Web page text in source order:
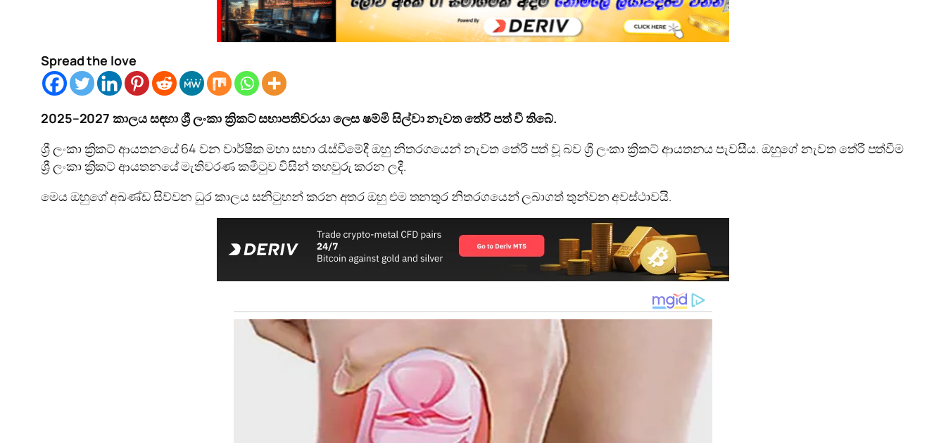
Spread the love
2025–2027 කාලය සඳහා ශ්‍රී ලංකා ක්‍රිකට් සභාපතිවරයා ලෙස ෂම්මි සිල්වා නැවත තේරී පත් වී තිබේ.
ශ්‍රී ලංකා ක්‍රිකට් ආයතනයේ 64 වන වාර්ෂික මහා සභා රැස්වීමේදී ඔහු නිතරගයෙන් නැවත තේරී පත් වූ බව ශ්‍රී ලංකා ක්‍රිකට් ආයතනය පැවසීය. ඔහුගේ නැවත තේරී පත්වීම
ශ්‍රී ලංකා ක්‍රිකට් ආයතනයේ මැතිවරණ කමිටුව විසින් තහවුරු කරන ලදී.
මෙය ඔහුගේ අඛණ්ඩ සිව්වන ධුර කාලය සනිටුහන් කරන අතර ඔහු එම තනතුර නිතරගයෙන් ලබාගත් තුන්වන අවස්ථාවයි.